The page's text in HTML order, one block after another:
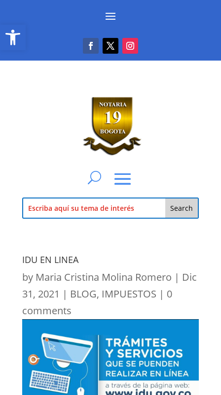
Abrir barra de herramientas
IDU EN LINEA
by Maria Cristina Molina Romero | Dic
31, 2021 | BLOG, IMPUESTOS | 0
comments